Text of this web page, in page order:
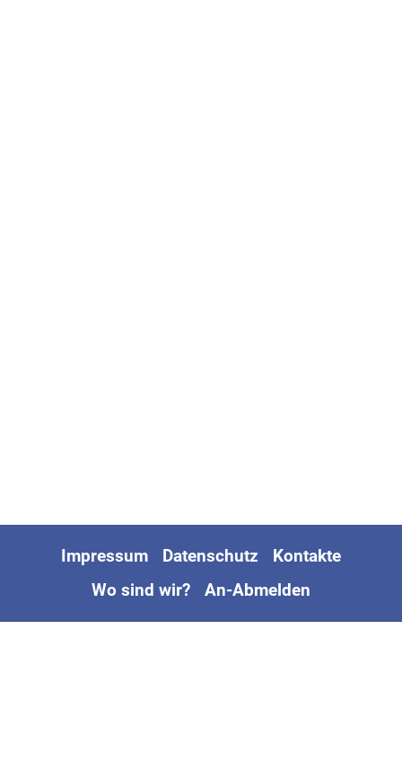
Impressum Datenschutz
Kontakte
Wo sind wir?
An-Abmelden